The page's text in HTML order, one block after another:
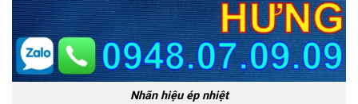
Nhãn hiệu ép nhiệt